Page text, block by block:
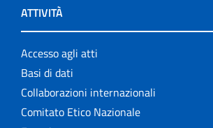
ATTIVITÀ
Accesso agli atti
Basi di dati
Collaborazioni internazionali
Comitato Etico Nazionale